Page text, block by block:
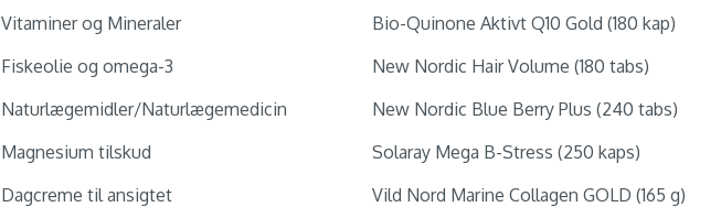
Vitaminer og Mineraler
Fiskeolie og omega-3
Naturlægemidler/Naturlægemedicin
Magnesium tilskud
Dagcreme til ansigtet
Bio-Quinone Aktivt Q10 Gold (180 kap)
New Nordic Hair Volume (180 tabs)
New Nordic Blue Berry Plus (240 tabs)
Solaray Mega B-Stress (250 kaps)
Vild Nord Marine Collagen GOLD (165 g)